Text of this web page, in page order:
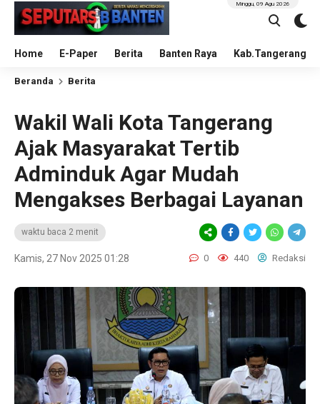
Home E-Paper Berita Banten Raya Kab.Tangerang
Minggu, 09 Agu 2026
Beranda Berita
Wakil Wali Kota Tangerang
Ajak Masyarakat Tertib
Adminduk Agar Mudah
Mengakses Berbagai Layanan
waktu baca 2 menit
Kamis, 27 Nov 2025 01:28 0 440 Redaksi